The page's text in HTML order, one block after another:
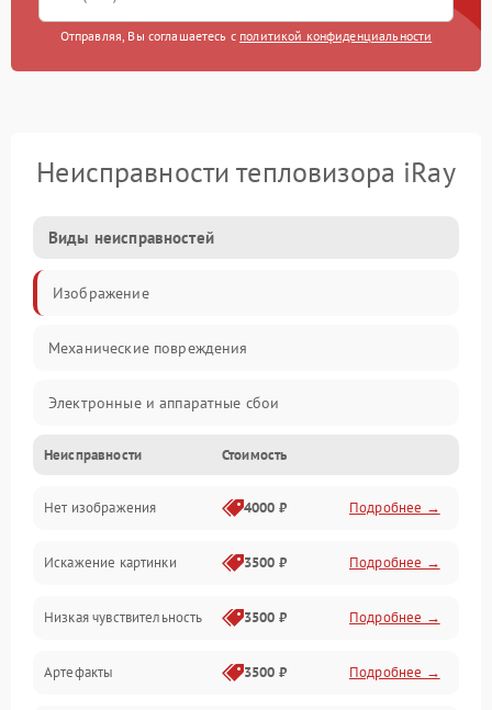
Отправляя, Вы соглашаетесь с политикой конфиденциальности
Неисправности тепловизора iRay
Виды неисправностей
Изображение
Механические повреждения
Электронные и аппаратные сбои
Неисправности сенсора и оптики
Программные ошибки
Электропитание
Измерения
Матрица
Неисправности Стоимость
Нет изображения 4000 ₽ Подробнее →
Искажение картинки 3500 ₽ Подробнее →
Низкая чувствительность 3500 ₽ Подробнее →
Артефакты 3500 ₽ Подробнее →